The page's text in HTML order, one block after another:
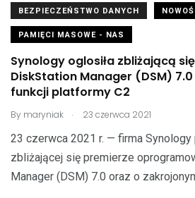
BEZPIECZEŃSTWO DANYCH
PAMIĘCI MASOWE - NAS
Synology oglosiła zbliżającą
DiskStation Manager (DSM)
funkcji platformy C2
By maryniak . 23 czerwca 2021
23 czerwca 2021 r. — firma Synology
zbliżającej się premierze
Manager (DSM) 7.0 oraz o